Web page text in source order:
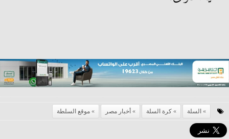
السلة كرة السلة أخبار مصر موقع السلطة